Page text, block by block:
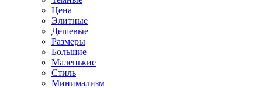
Цена
Элитные
Дешевые
Размеры
Большие
Маленькие
Стиль
Минимализм